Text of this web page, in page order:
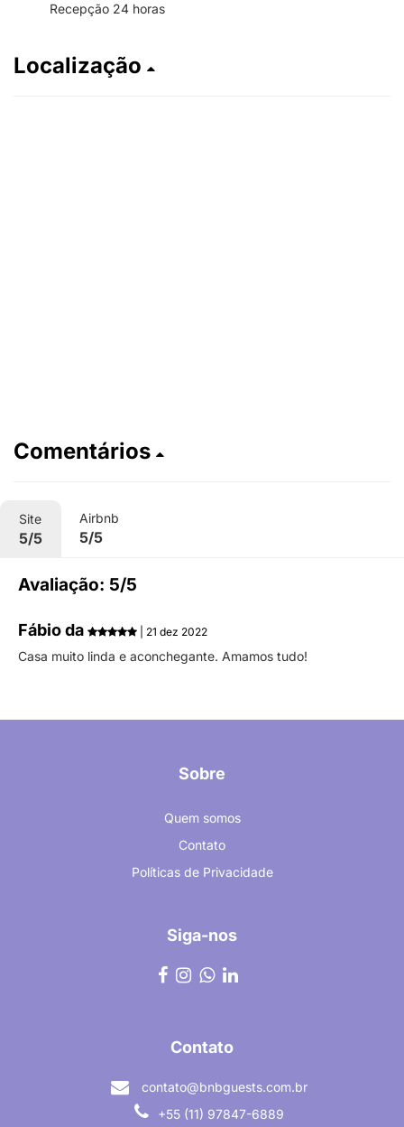
Recepção 24 horas
Localização
Comentários
Site
5/5
Airbnb
5/5
Avaliação: 5/5
Fábio da | 21 dez 2022
Casa muito linda e aconchegante. Amamos tudo!
Sobre
Quem somos
Contato
Políticas de Privacidade
Siga-nos
Contato
contato@bnbguests.com.br
+55 (11) 97847-6889